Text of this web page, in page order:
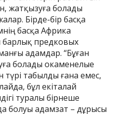
жатқызуға болады
Бірде-бір басқа
басқа Африка
барлық предковых
адамдар. “Бұған
болады окаменелые
түрі табылды ғана емес,
бұл екіталай
туралы бірнеше
болуы адамзат – дұрысы